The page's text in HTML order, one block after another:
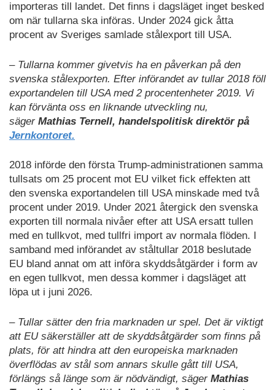
importeras till landet. Det finns i dagsläget inget besked
om när tullarna ska införas. Under 2024 gick åtta
procent av Sveriges samlade stålexport till USA.
– Tullarna kommer givetvis ha en påverkan på den
svenska stålexporten. Efter införandet av tullar 2018 föll
exportandelen till USA med 2 procentenheter 2019. Vi
kan förvänta oss en liknande utveckling nu,
säger Mathias Ternell, handelspolitisk direktör på
Jernkontoret.
2018 införde den första Trump-administrationen samma
tullsats om 25 procent mot EU vilket fick effekten att
den svenska exportandelen till USA minskade med två
procent under 2019. Under 2021 återgick den svenska
exporten till normala nivåer efter att USA ersatt tullen
med en tullkvot, med tullfri import av normala flöden. I
samband med införandet av ståltullar 2018 beslutade
EU bland annat om att införa skyddsåtgärder i form av
en egen tullkvot, men dessa kommer i dagsläget att
löpa ut i juni 2026.
– Tullar sätter den fria marknaden ur spel. Det är viktigt
att EU säkerställer att de skyddsåtgärder som finns på
plats, för att hindra att den europeiska marknaden
överflödas av stål som annars skulle gått till USA,
förlängs så länge som är nödvändigt, säger Mathias